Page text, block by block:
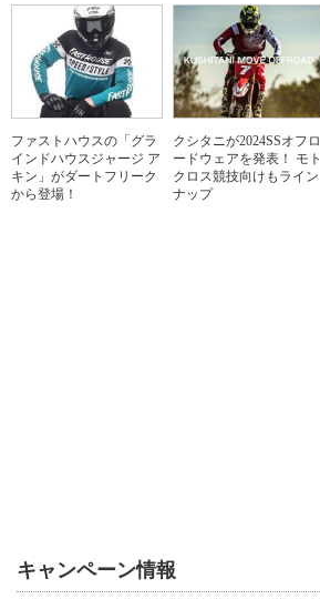
ファストハウスの「グラ
インドハウスジャージ ア
キン」がダートフリーク
から登場！
クシタニが2024SSオフロ
ードウェアを発表！ モト
クロス競技向けもライン
ナップ
キャンペーン情報